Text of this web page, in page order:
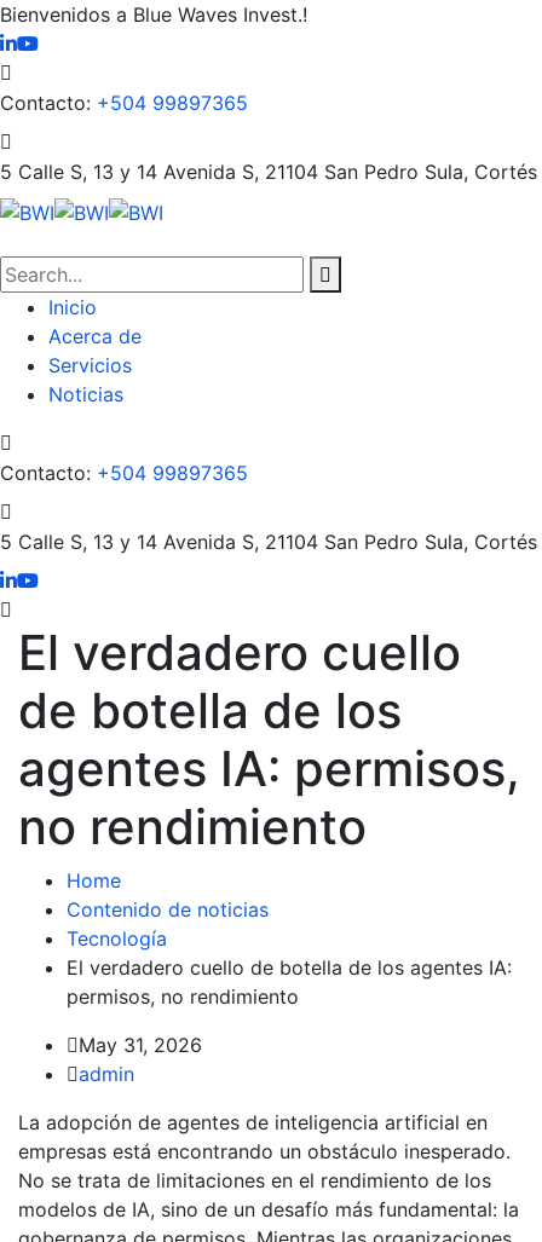
Bienvenidos a Blue Waves Invest.!
Contacto: +504 99897365
5 Calle S, 13 y 14 Avenida S, 21104 San Pedro Sula, Cortés
Inicio
Acerca de
Servicios
Noticias
Contacto: +504 99897365
5 Calle S, 13 y 14 Avenida S, 21104 San Pedro Sula, Cortés
El verdadero cuello
de botella de los
agentes IA: permisos,
no rendimiento
Home
Contenido de noticias
Tecnología
El verdadero cuello de botella de los agentes IA:
permisos, no rendimiento
May 31, 2026
admin
La adopción de agentes de inteligencia artificial en
empresas está encontrando un obstáculo inesperado.
No se trata de limitaciones en el rendimiento de los
modelos de IA, sino de un desafío más fundamental: la